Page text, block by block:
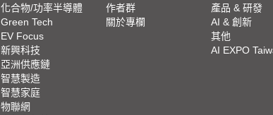
化合物/功率半導體
Green Tech
EV Focus
新興科技
亞洲供應鏈
智慧製造
智慧家庭
物聯網
作者群
關於專欄
產品 & 研發
AI & 創新
其他
AI EXPO